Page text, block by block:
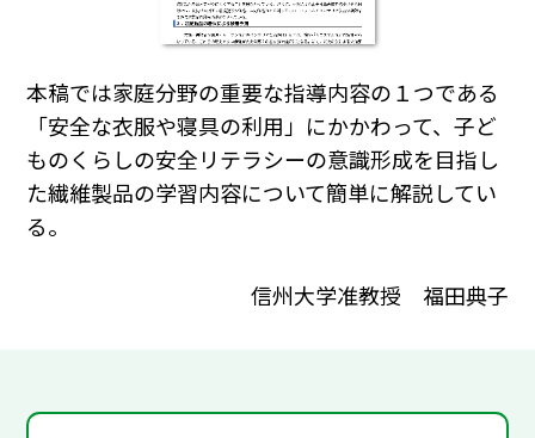
本稿では家庭分野の重要な指導内容の１つである
「安全な衣服や寝具の利用」にかかわって、子ど
ものくらしの安全リテラシーの意識形成を目指し
た繊維製品の学習内容について簡単に解説してい
る。
信州大学准教授 福田典子